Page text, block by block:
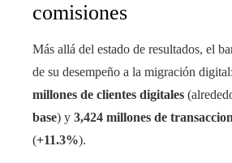
comisiones
Más allá del estado de resultados, el
de su desempeño a la migración
millones de clientes digitales
base) y 3,424 millones de
(+11.3%).